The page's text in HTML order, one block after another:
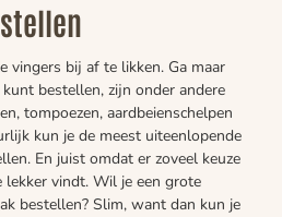
vingers bij af te likken. Ga maar
bestellen, zijn onder andere
tompoezen, aardbeienschelpen
kun je de meest uiteenlopende
En juist omdat er zoveel keuze
vindt. Wil je een grote
bestellen? Slim, want dan kun je